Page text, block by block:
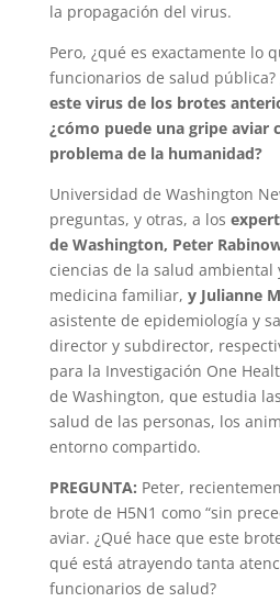
la propagación del virus.
Pero, ¿qué es exactamente lo
funcionarios de salud pública?
este virus de los brotes
¿cómo puede una gripe aviar
problema de la humanidad?
Universidad de Washington
preguntas, y otras, a los
de Washington, Peter
ciencias de la salud ambiental
medicina familiar, y Julianne
asistente de epidemiología y
director y subdirector,
para la Investigación One
de Washington, que estudia
salud de las personas, los
entorno compartido.
PREGUNTA: Peter,
brote de H5N1 como “sin
aviar. ¿Qué hace que este
qué está atrayendo tanta
funcionarios de salud?